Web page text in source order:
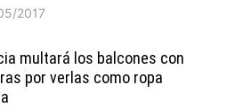
2017
multará los balcones con
por verlas como ropa